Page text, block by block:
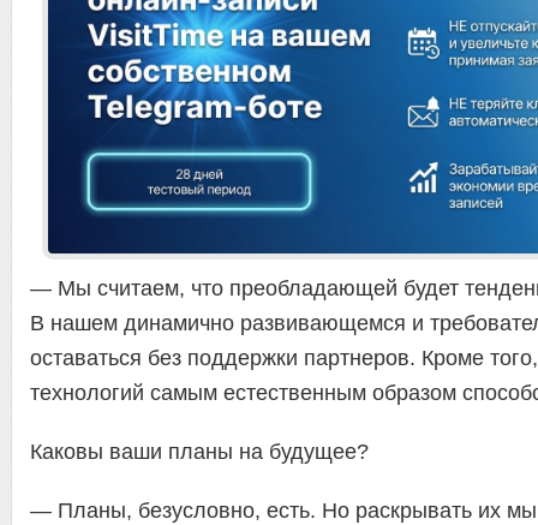
— Мы считаем, что преобладающей будет
В нашем динамично развивающемся и
оставаться без поддержки партнеров. Кроме
технологий самым естественным образом
Каковы ваши планы на будущее?
— Планы, безусловно, есть. Но раскрывать их